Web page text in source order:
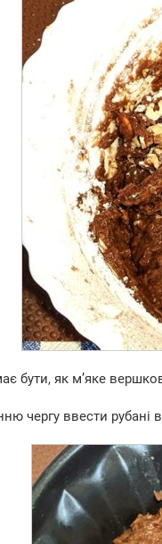
бути, як м’яке
чергу ввести рубані